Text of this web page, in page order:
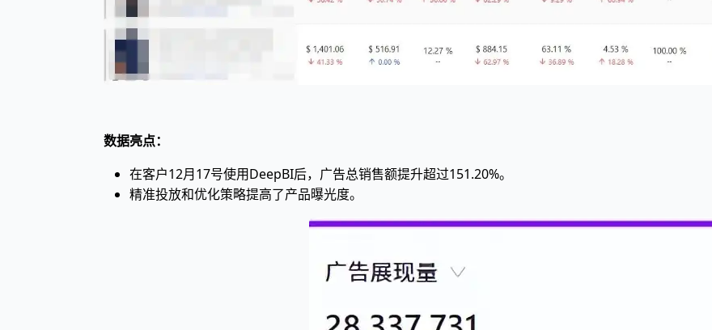
数据亮点：
在客户12月17号使用DeepBI后，广告总销售额提升超过151.20%。
精准投放和优化策略提高了产品曝光度。